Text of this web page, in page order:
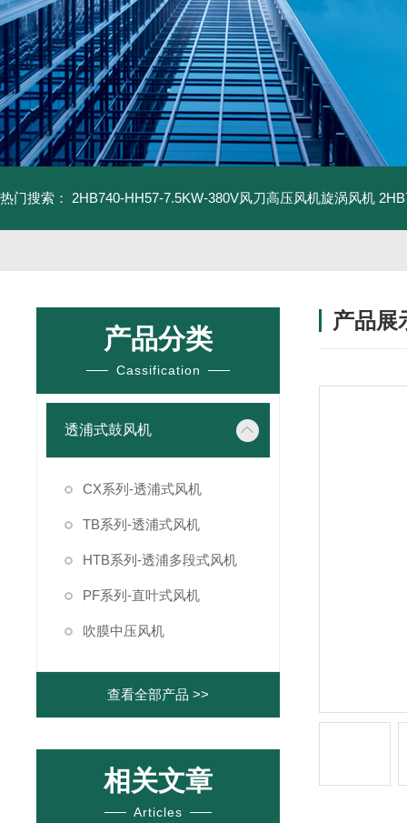
热门搜索： 2HB740-HH57-7.5KW-380V风刀高压风机旋涡风机
产品分类
Cassification
透浦式鼓风机
CX系列-透浦式风机
TB系列-透浦式风机
HTB系列-透浦多段式风机
PF系列-直叶式风机
吹膜中压风机
查看全部产品 >>
相关文章
Articles
产品展